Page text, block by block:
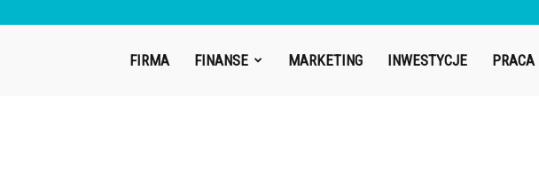
FIRMA FINANSE MARKETING INWESTYCJE PRACA